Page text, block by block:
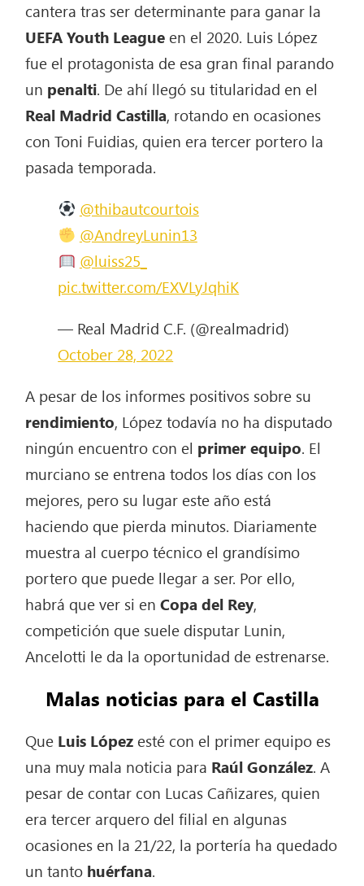
cantera tras ser determinante para ganar la
UEFA Youth League en el 2020. Luis López
fue el protagonista de esa gran final parando
un penalti. De ahí llegó su titularidad en el
Real Madrid Castilla, rotando en ocasiones
con Toni Fuidias, quien era tercer portero la
pasada temporada.
@thibautcourtois
@AndreyLunin13
@luiss25_
pic.twitter.com/EXVLyJqhiK
— Real Madrid C.F. (@realmadrid)
October 28, 2022
A pesar de los informes positivos sobre su
rendimiento, López todavía no ha disputado
ningún encuentro con el primer equipo. El
murciano se entrena todos los días con los
mejores, pero su lugar este año está
haciendo que pierda minutos. Diariamente
muestra al cuerpo técnico el grandísimo
portero que puede llegar a ser. Por ello,
habrá que ver si enCopa del Rey,
competición que suele disputar Lunin,
Ancelotti le da la oportunidad de estrenarse.
Malas noticias para el Castilla
Que Luis López esté con el primer equipo es
una muy mala noticia para Raúl González. A
pesar de contar con Lucas Cañizares, quien
era tercer arquero del filial en algunas
ocasiones en la 21/22, la portería ha quedado
un tanto huérfana.